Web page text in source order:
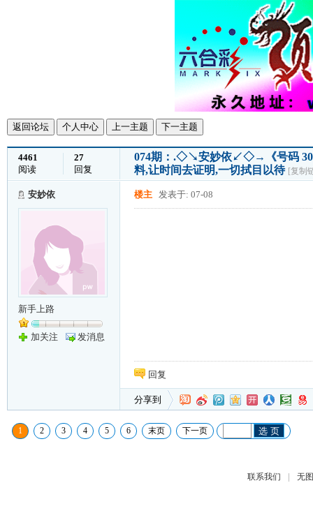
返回论坛 个人中心 上一主题 下一主题
4461
阅读
27
回复
074期：.◇↘安妙依↙◇→《号码
料,让时间去证明,一切拭目以待 [复制
安妙依
新手上路
加关注 发消息
楼主 发表于: 07-08
回复
分享到
1 2 3 4 5 6 末页 下一页 选 页
联系我们 | 无